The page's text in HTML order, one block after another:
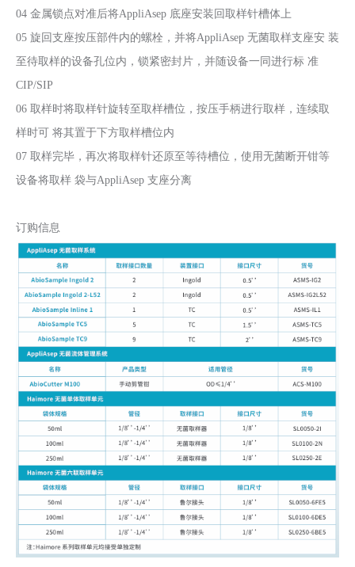
04 金属锁点对准后将AppliAsep 底座安装回取样针槽体上
05 旋回支座按压部件内的螺栓，并将AppliAsep 无菌取样支座安 装
至待取样的设备孔位内，锁紧密封片，并随设备一同进行标 准
CIP/SIP
06 取样时将取样针旋转至取样槽位，按压手柄进行取样，连续取
样时可 将其置于下方取样槽位内
07 取样完毕，再次将取样针还原至等待槽位，使用无菌断开钳等
设备将取样 袋与AppliAsep 支座分离
订购信息